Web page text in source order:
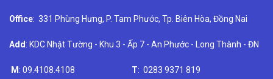
Office: 331 Phùng Hưng, P. Tam Phước, Tp. Biên Hòa, Đồng Nai
Add : KDC Nhật Tường - Khu 3 - Ấp 7 - An Phước - Long Thành - ĐN
M : 09.4108.4108 T: 0283 9371 819